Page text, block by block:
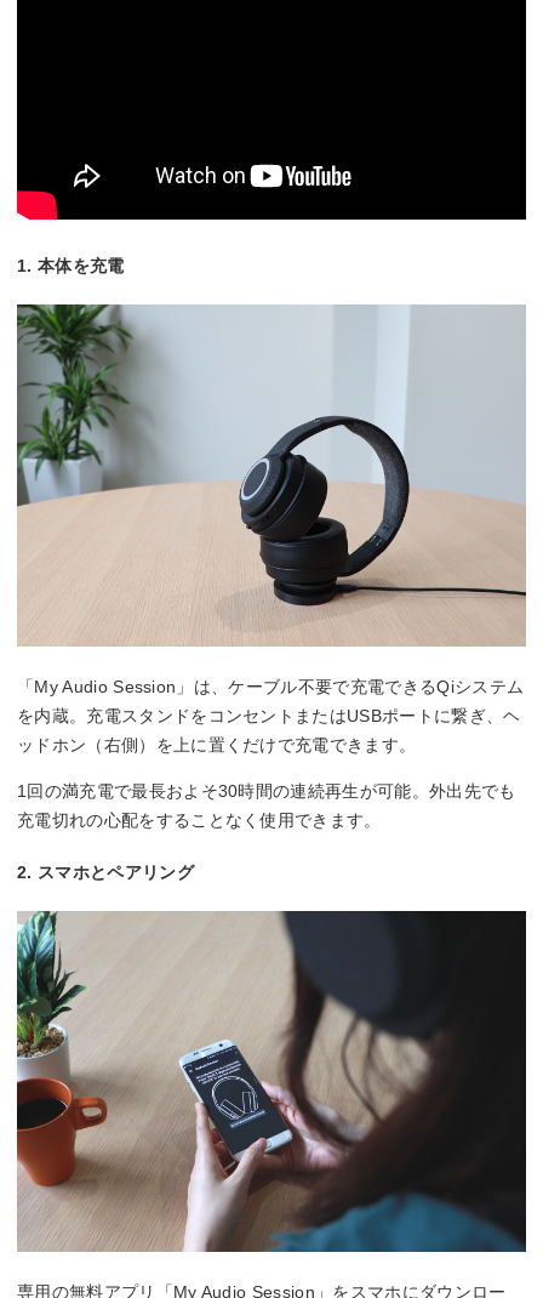
1. 本体を充電
「My Audio Session」は、ケーブル不要で充電できるQiシステム
を内蔵。充電スタンドをコンセントまたはUSBポートに繋ぎ、ヘ
ッドホン（右側）を上に置くだけで充電できます。
1回の満充電で最長およそ30時間の連続再生が可能。外出先でも
充電切れの心配をすることなく使用できます。
2. スマホとペアリング
専用の無料アプリ「My Audio Session」をスマホにダウンロー